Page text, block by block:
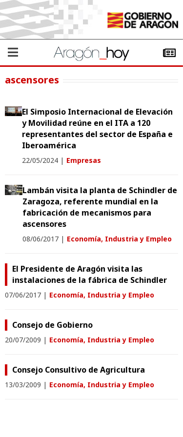
ascensores
El Simposio Internacional de Elevación
y Movilidad reúne en el ITA a 120
representantes del sector de España e
Iberoamérica
22/05/2024 | Empresas
Lambán visita la planta de Schindler de
Zaragoza, referente mundial en la
fabricación de mecanismos para
ascensores
08/06/2017 | Economía, Industria y Empleo
El Presidente de Aragón visita las
instalaciones de la fábrica de Schindler
07/06/2017 | Economía, Industria y Empleo
Consejo de Gobierno
20/07/2009 | Economía, Industria y Empleo
Consejo Consultivo de Agricultura
13/03/2009 | Economía, Industria y Empleo